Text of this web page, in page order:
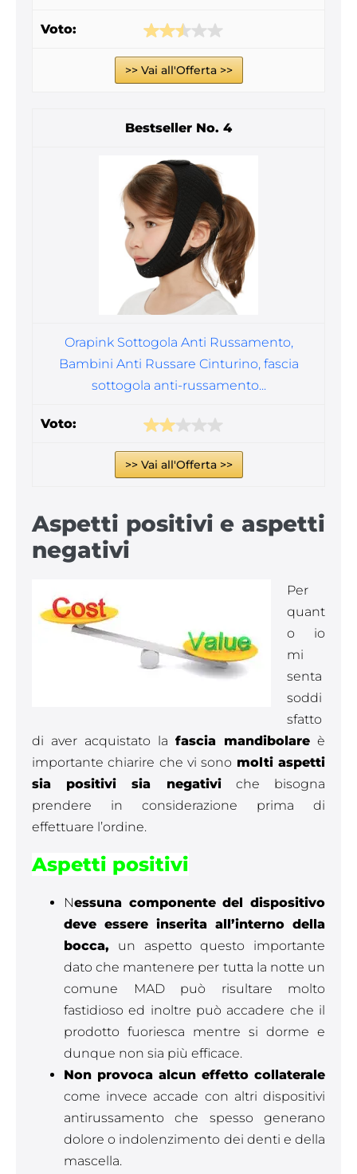
>> Vai all'Offerta >>
4
Orapink Sottogola Anti Russamento,
Bambini Anti Russare Cinturino, fascia
sottogola anti-russamento...
>> Vai all'Offerta >>
Aspetti positivi e aspetti
negativi
Per
quant
o io
mi
senta
soddi
sfatto
di aver acquistato la fascia mandibolare è
importante chiarire che vi sono molti aspetti
sia positivi sia negativiche bisogna
prendere in considerazione prima di
effettuare l’ordine.
Aspetti positivi
Nessuna componente del dispositivo
deve essere inserita all’interno della
bocca, un aspetto questo importante
dato che mantenere per tutta la notte un
comune MAD può risultare molto
fastidioso ed inoltre può accadere che il
prodotto fuoriesca mentre si dorme e
dunque non sia più efficace.
Non provoca alcun effetto collaterale
come invece accade con altri dispositivi
antirussamento che spesso generano
dolore o indolenzimento dei denti e della
mascella.